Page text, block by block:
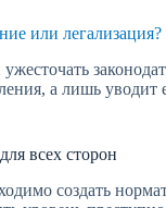
или легализация?
а лишь уводит
всех сторон
создать